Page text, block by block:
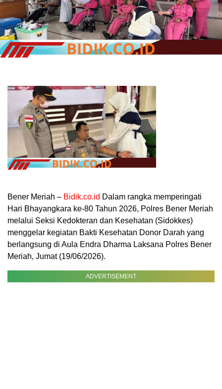
Bener Meriah – Bidik.co.id Dalam rangka memperingati
Hari Bhayangkara ke-80 Tahun 2026, Polres Bener Meriah
melalui Seksi Kedokteran dan Kesehatan (Sidokkes)
menggelar kegiatan Bakti Kesehatan Donor Darah yang
berlangsung di Aula Endra Dharma Laksana Polres Bener
Meriah, Jumat (19/06/2026).
ADVERTISEMENT